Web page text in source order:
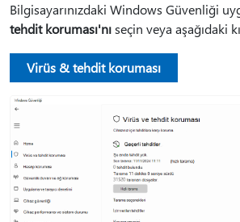
Bilgisayarınızdaki Windows Güvenliği
tehdit koruması'nıseçin veya aşağıdaki
Virüs & tehdit koruması